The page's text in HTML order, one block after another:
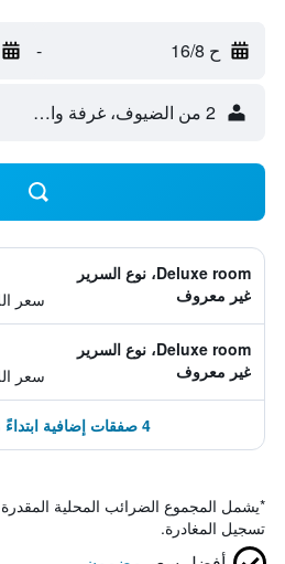
ح 16/8 -
2 من الضيوف، غرفة واحدة
Deluxe room، نوع السرير
غير معروف
سعر
Deluxe room، نوع السرير
غير معروف
سعر
4 صفقات إضافية ابتداءً من 232 ﷼
*يشمل المجموع الضرائب المحلية
تسجيل المغادرة.